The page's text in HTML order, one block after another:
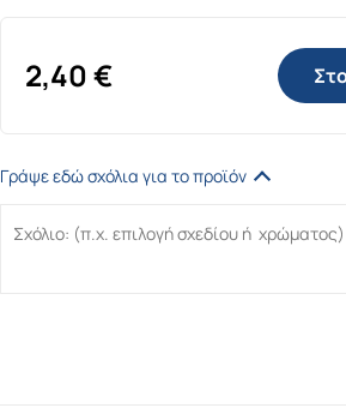
2,40€
Γράψε εδώ σχόλια για το προϊόν